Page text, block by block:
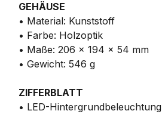
GEHÄUSE
• Material: Kunststoff
• Farbe: Holzoptik
• Maße: 206 x 194 x 54 mm
• Gewicht: 546 g
ZIFFERBLATT
• LED-Hintergrundbeleuchtung